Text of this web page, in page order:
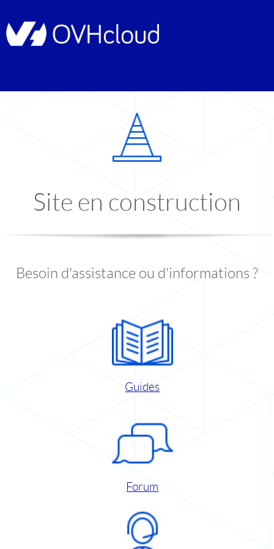
Site en construction
Besoin d'assistance ou d'informations ?
Guides
Forum